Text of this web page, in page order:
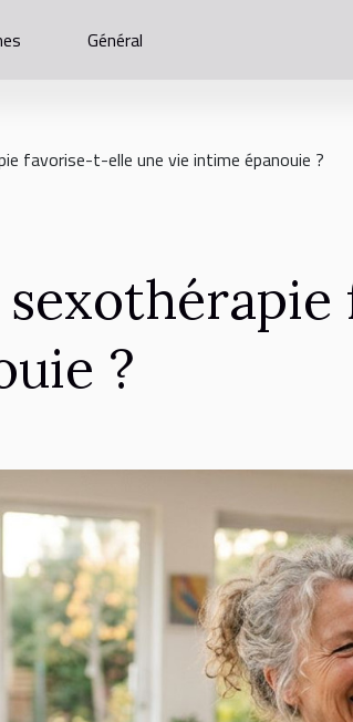
Général
favorise-t-elle une vie intime épanouie ?
?